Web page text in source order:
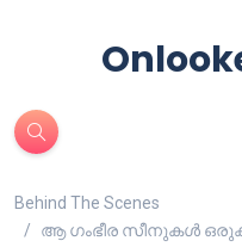
Behind The Scenes
ആ ഗംഭീര സീനുകൾ